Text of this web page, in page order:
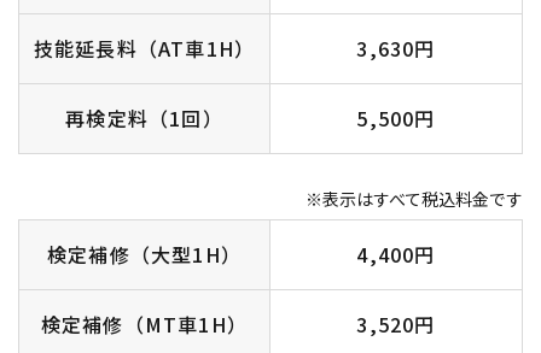
技能延長料（AT車1H） 3,630円
再検定料（1回） 5,500円
※表示はすべて税込料金です
検定補修（大型1H） 4,400円
検定補修（MT車1H） 3,520円